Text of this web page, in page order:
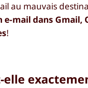
au mauvais
e-mail dans Gmail,
!
elle